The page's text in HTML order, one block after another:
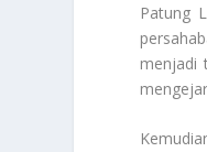
Patung
menjadi